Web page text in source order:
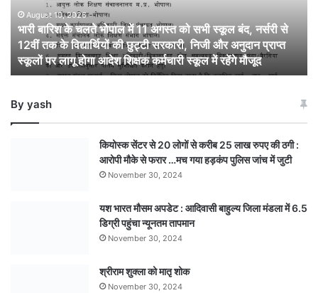
11
अगस्त
को
सभी
स्कूल
नर्सरी
August 10, 2026
भारी बारिश के चलते भोपाल में 11 अगस्त को सभी स्कूल बंद, नर्सरी से
12वीं तक के विद्यार्थियों की छुट्टी सरकारी, निजी और अनुदान प्राप्त
स्कूलों पर लागू होगा आदेश शिक्षक कर्मचारी स्कूल में रहेंगे मौजूद
By yash
कियोस्क सेंटर से 20 लोगों से करीब 25 लाख रुपए की ठगी :
आरोपी मौके से फरार …मच गया हड़कंप पुलिस जांच में जुटी
November 30, 2024
यश भारत मौसम अपडेट : आदिवासी बाहुल्य जिला मंडला में 6.5
डिग्री पहुंचा न्यूनतम तापमान
November 30, 2024
श्रीराम शुक्ला को मातृ शोक
November 30, 2024